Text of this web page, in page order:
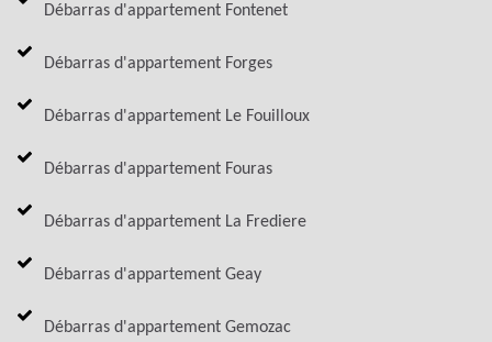
Débarras d'appartement Fontenet
Débarras d'appartement Forges
Débarras d'appartement Le Fouilloux
Débarras d'appartement Fouras
Débarras d'appartement La Frediere
Débarras d'appartement Geay
Débarras d'appartement Gemozac